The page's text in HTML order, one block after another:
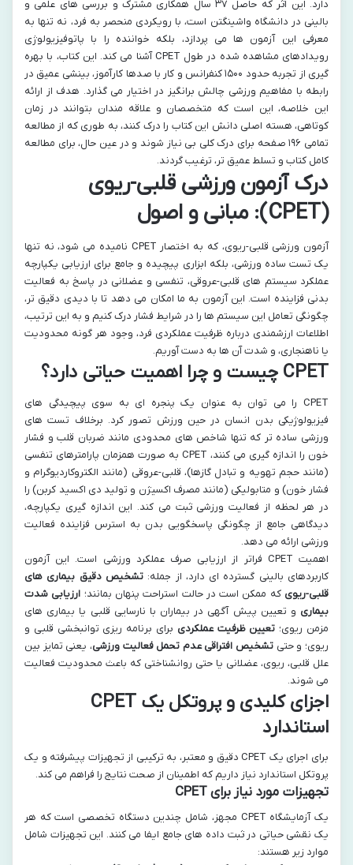
دارد. این اثر که حاصل ۳۷ سال همکاری مشترک و بررسی های علمی و
بالینی در دانشگاه واشینگتن است، با رویکردی منحصر به فرد، نه تنها به
معرفی این آزمون ها می پردازد، بلکه خواننده را با پاتوفیزیولوژی
رویدادهای مشاهده شده در طول CPET آشنا می کند. این کتاب، با بهره
گیری از تجربه حدود ۱۵۰۰ کنفرانس و کار با صدها کارآموز، بینشی عمیق در
رابطه با مفاهیم ورزشی چالش برانگیز در اختیار می گذارد. هدف از ارائه
این خلاصه، این است که متخصصان و علاقه مندان بتوانند در زمان
کوتاهی، هسته اصلی دانش این کتاب را درک کنند، به طوری که از مطالعه
تمامی ۱۹۶ صفحه برای درک کلی بی نیاز شوند و در عین حال، برای مطالعه
کامل کتاب و تسلط عمیق تر، ترغیب گردند.
درک آزمون ورزشی قلبی-ریوی
(CPET): مبانی و اصول
آزمون ورزشی قلبی-ریوی، که به اختصار CPET نامیده می شود، نه تنها
یک تست ساده ورزشی، بلکه ابزاری پیچیده و جامع برای ارزیابی یکپارچه
عملکرد سیستم های قلبی-عروقی، تنفسی و عضلانی در پاسخ به فعالیت
بدنی فزاینده است. این آزمون به ما امکان می دهد تا با دیدی دقیق تر،
چگونگی تعامل این سیستم ها را در شرایط فشار درک کنیم و به این ترتیب،
اطلاعات ارزشمندی درباره ظرفیت عملکردی فرد، وجود هر گونه محدودیت
یا ناهنجاری، و شدت آن ها به دست آوریم.
CPET چیست و چرا اهمیت حیاتی دارد؟
CPET را می توان به عنوان یک پنجره ای به سوی پیچیدگی های
فیزیولوژیکی بدن انسان در حین ورزش تصور کرد. برخلاف تست های
ورزشی ساده تر که تنها شاخص های محدودی مانند ضربان قلب و فشار
خون را اندازه گیری می کنند، CPET به صورت همزمان پارامترهای تنفسی
(مانند حجم تهویه و تبادل گازها)، قلبی-عروقی (مانند الکتروکاردیوگرام و
فشار خون) و متابولیکی (مانند مصرف اکسیژن و تولید دی اکسید کربن) را
در هر لحظه از فعالیت ورزشی ثبت می کند. این اندازه گیری یکپارچه،
دیدگاهی جامع از چگونگی پاسخگویی بدن به استرس فزاینده فعالیت
ورزشی ارائه می دهد.
اهمیت CPET فراتر از ارزیابی صرف عملکرد ورزشی است. این آزمون
کاربردهای بالینی گسترده ای دارد، از جمله:تشخیص دقیق بیماری های
قلبی-ریوی که ممکن است در حالت استراحت پنهان بمانند؛ ارزیابی شدت
بیماری و تعیین پیش آگهی در بیماران با نارسایی قلبی یا بیماری های
مزمن ریوی؛ تعیین ظرفیت عملکردی برای برنامه ریزی توانبخشی قلبی و
ریوی؛ و حتی تشخیص افتراقی عدم تحمل فعالیت ورزشی، یعنی تمایز بین
علل قلبی، ریوی، عضلانی یا حتی روانشناختی که باعث محدودیت فعالیت
می شوند.
اجزای کلیدی و پروتکل یک CPET
استاندارد
برای اجرای یک CPET دقیق و معتبر، به ترکیبی از تجهیزات پیشرفته و یک
پروتکل استاندارد نیاز داریم که اطمینان از صحت نتایج را فراهم می کند.
تجهیزات مورد نیاز برای CPET
یک آزمایشگاه CPET مجهز، شامل چندین دستگاه تخصصی است که هر
یک نقشی حیاتی در ثبت داده های جامع ایفا می کنند. این تجهیزات شامل
موارد زیر هستند: